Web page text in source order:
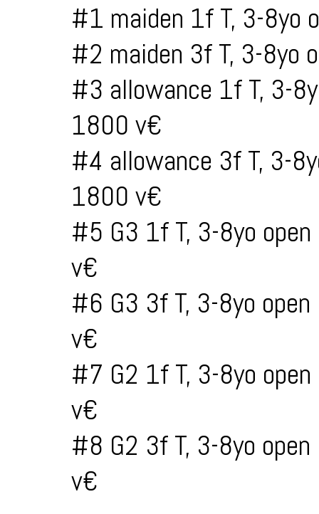
#1 maiden 1f T, 3-
#2 maiden 3f T, 3-
#3 allowance 1f T, 3-
1800 v€
#4 allowance 3f T, 3-
1800 v€
#5 G3 1f T, 3-8yo
v€
#6 G3 3f T, 3-8yo
v€
#7 G2 1f T, 3-8yo
v€
#8 G2 3f T, 3-8yo
v€